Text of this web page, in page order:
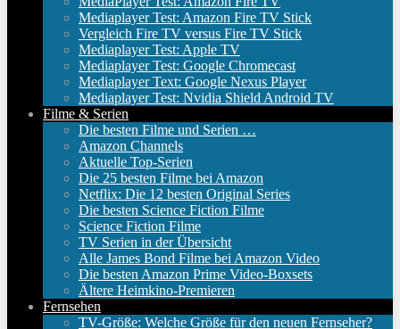
Mediaplayer Test: Amazon Fire TV Stick
Vergleich Fire TV versus Fire TV Stick
Mediaplayer Test: Apple TV
Mediaplayer Test: Google Chromecast
Mediaplayer Text: Google Nexus Player
Mediaplayer Test: Nvidia Shield Android TV
Filme & Serien
Die besten Filme und Serien …
Amazon Channels
Aktuelle Top-Serien
Die 25 besten Filme bei Amazon
Netflix: Die 12 besten Original Series
Die besten Science Fiction Filme
Science Fiction Filme
TV Serien in der Übersicht
Alle James Bond Filme bei Amazon Video
Die besten Amazon Prime Video-Boxsets
Ältere Heimkino-Premieren
Fernsehen
TV-Größe: Welche Größe für den neuen Fernseher?